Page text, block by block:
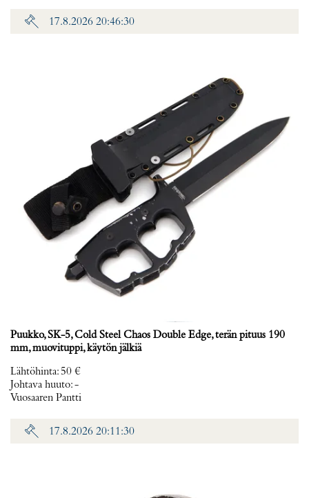
17.8.2026 20:46:30
Puukko, SK-5, Cold Steel Chaos Double Edge, terän pituus 190
mm, muovituppi, käytön jälkiä
Lähtöhinta: 50 €
Johtava huuto:-
Vuosaaren Pantti
17.8.2026 20:11:30